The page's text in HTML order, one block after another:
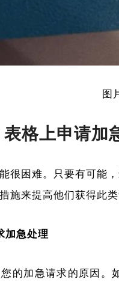
图
格上申请加
很困难。只要有可能
施来提高他们获得此类
加急处理
的加急请求的原因。